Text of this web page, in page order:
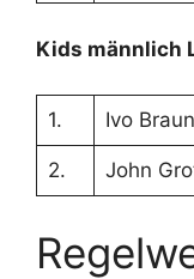
Kids männlich
1. Ivo Braun
2. John